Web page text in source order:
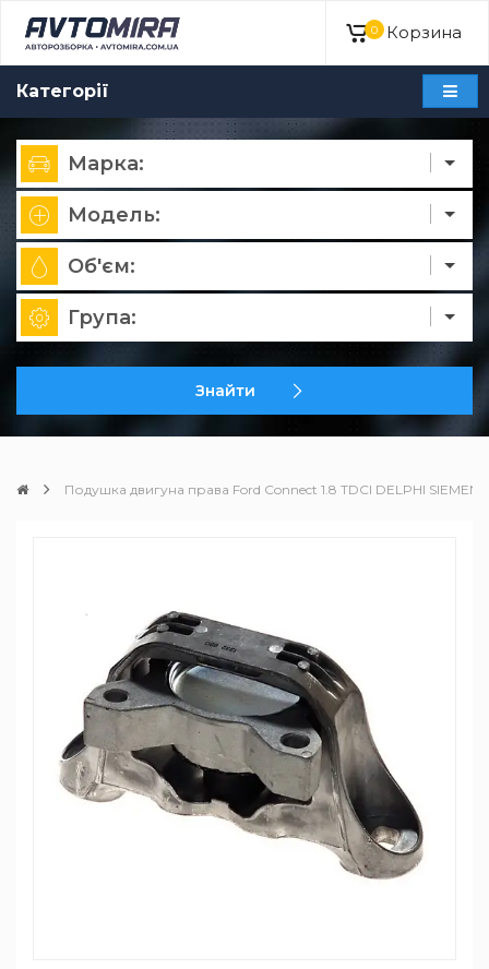
0 Корзина
Категорії
Марка:
Модель:
Об'єм:
Група:
Знайти
Подушка двигуна права Ford Connect 1.8 TDCI DELPHI SIEMENS